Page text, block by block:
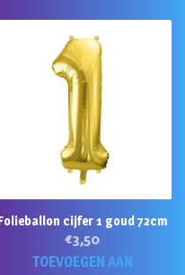
cijfer 1 goud 72cm
€3,50
TOEVOEGEN AAN